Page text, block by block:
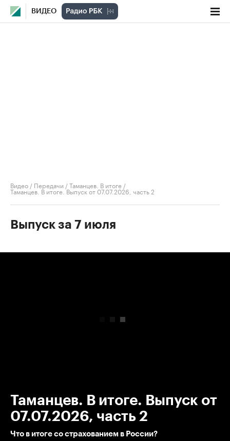
ВИДЕО
Видео / Передачи /Таманцев. В итоге /
Таманцев. В итоге. Выпуск от 07.07.2026, часть 2
Выпуск за 7 июля
Таманцев. В итоге. Выпуск от
07.07.2026, часть 2
Что в итоге со страхованием в России?